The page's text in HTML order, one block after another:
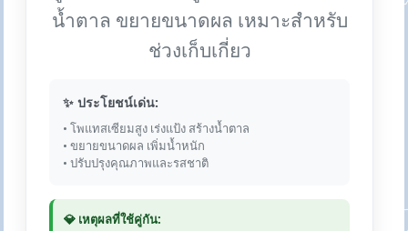
น้ำตาล ขยายขนาดผล เหมาะสำหรับ
ช่วงเก็บเกี่ยว
✨ ประโยชน์เด่น:
• โพแทสเซียมสูง เร่งแป้ง สร้างน้ำตาล
• ขยายขนาดผล เพิ่มน้ำหนัก
• ปรับปรุงคุณภาพและรสชาติ
💎 เหตุผลที่ใช้คู่กัน: